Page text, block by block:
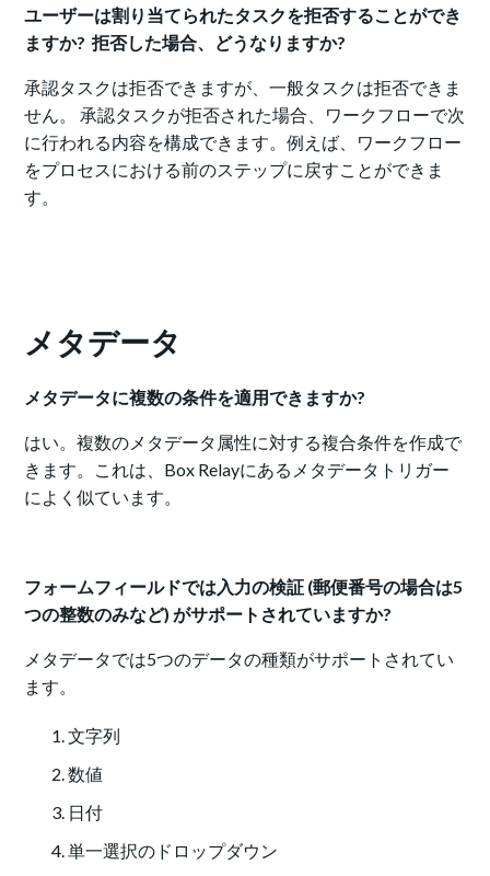
ユーザーは割り当てられたタスクを拒否することができ
ますか? 拒否した場合、どうなりますか?
承認タスクは拒否できますが、一般タスクは拒否できま
せん。 承認タスクが拒否された場合、ワークフローで次
に行われる内容を構成できます。例えば、ワークフロー
をプロセスにおける前のステップに戻すことができま
す。
メタデータ
メタデータに複数の条件を適用できますか?
はい。複数のメタデータ属性に対する複合条件を作成で
きます。これは、Box Relayにあるメタデータトリガー
によく似ています。
フォームフィールドでは入力の検証 (郵便番号の場合は5
つの整数のみなど) がサポートされていますか?
メタデータでは5つのデータの種類がサポートされてい
ます。
文字列
数値
日付
単一選択のドロップダウン